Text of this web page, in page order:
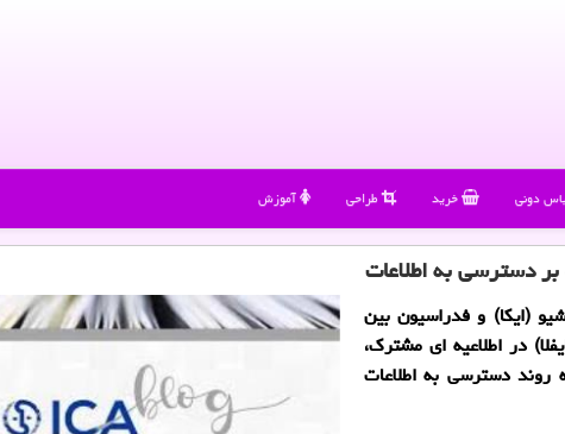
دونی خرید طراحی آموزش
دسترسی به اطلاعات
(ایكا) و فدراسیون بین
در اطلاعیه ای مشترك،
روند دسترسی به اطلاعات